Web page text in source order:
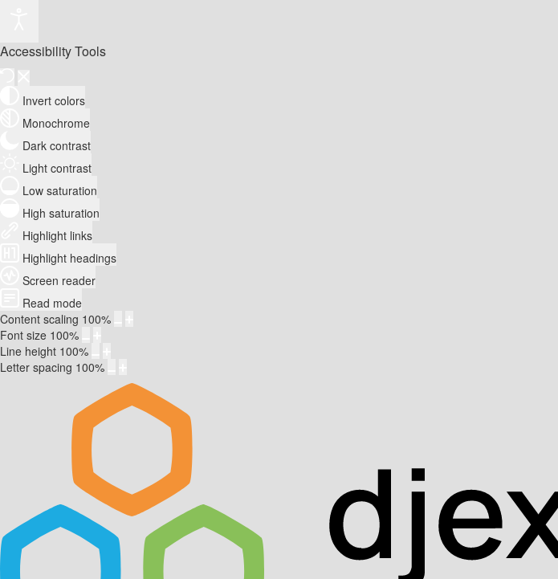
Accessibility Tools
Invert colors
Monochrome
Dark contrast
Light contrast
Low saturation
High saturation
Highlight links
Highlight headings
Screen reader
Read mode
Content scaling 100%
Font size 100%
Line height 100%
Letter spacing 100%